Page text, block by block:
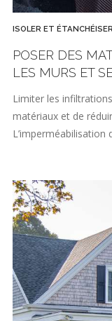
ISOLER ET
POSER DES
LES MURS ET
Limiter les
matériaux et de